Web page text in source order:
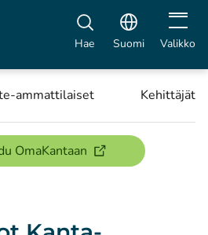
Hae Suomi Avaa
Valikko
ammattilaiset Kehittäjät
OmaKantaan(avautuu uuteen